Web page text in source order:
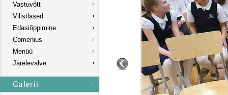
Vastuvõtt
Vilistlased
Edasiõppimine
Comenius
Menüü
Järelevalve